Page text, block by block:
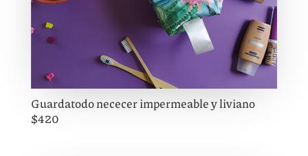
Guardatodo nececer impermeable y liviano
$420